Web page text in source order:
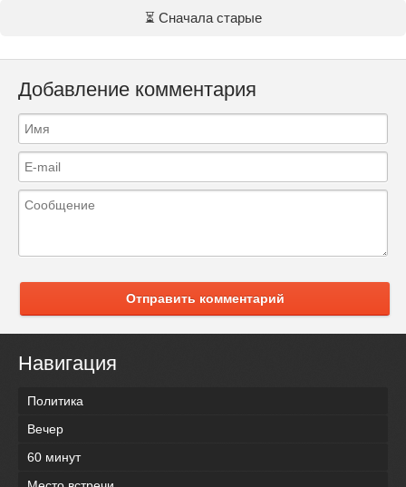
⏳ Сначала старые
Добавление комментария
Отправить комментарий
Навигация
Политика
Вечер
60 минут